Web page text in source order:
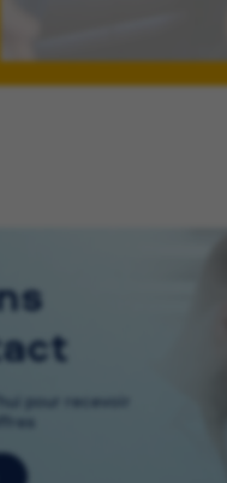
pour recevoir